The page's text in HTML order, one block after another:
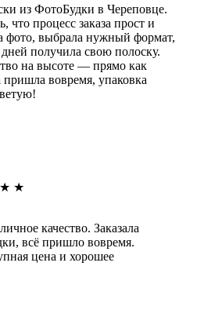
из ФотоБудки в Череповце.
что процесс заказа прост и
фото, выбрала нужный формат,
дней получила свою полоску.
на высоте — прямо как
вовремя, упаковка
★ ★
качество. Заказала
всё пришло вовремя.
цена и хорошее